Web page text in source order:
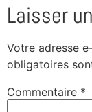
Laisser
Votre adresse
obligatoires
Commentaire *